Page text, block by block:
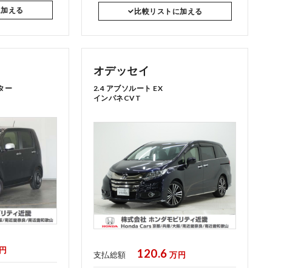
える 比較リストに加える
ー
オデッセイ
2.4 アブソルート EX
インパネCVT
支払総額 120.6 万円